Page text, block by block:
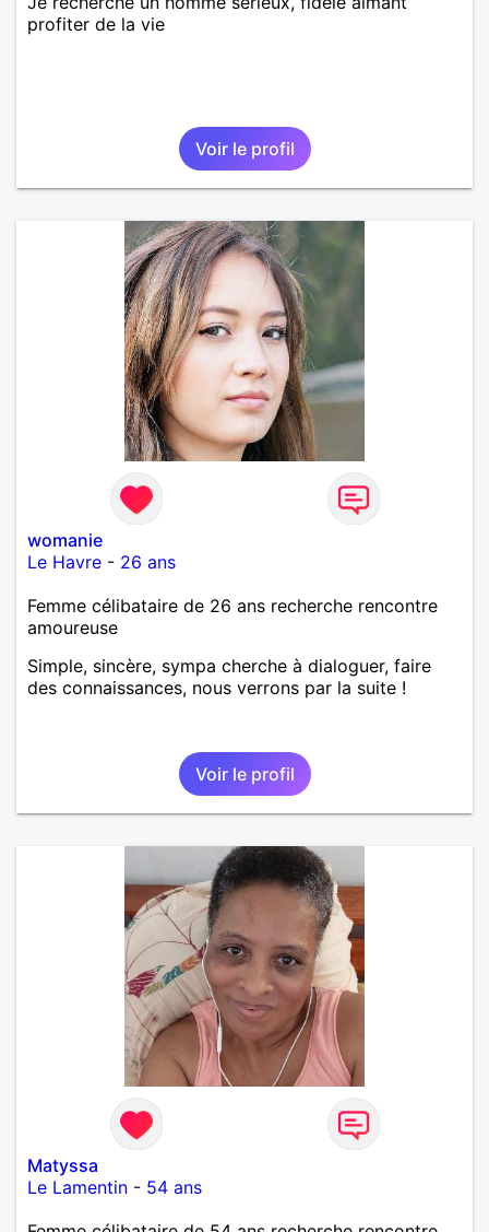
profiter de la vie
Voir le profil
womanie
Le Havre - 26 ans
Femme célibataire de 26 ans recherche rencontre
amoureuse
Simple, sincère, sympa cherche à dialoguer, faire
des connaissances, nous verrons par la suite !
Voir le profil
Matyssa
Le Lamentin - 54 ans